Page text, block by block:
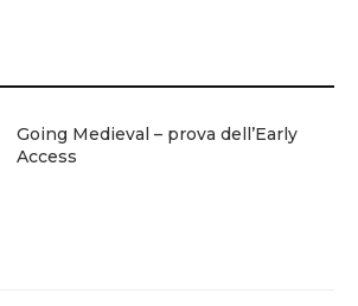
Going Medieval – prova dell’Early
Access